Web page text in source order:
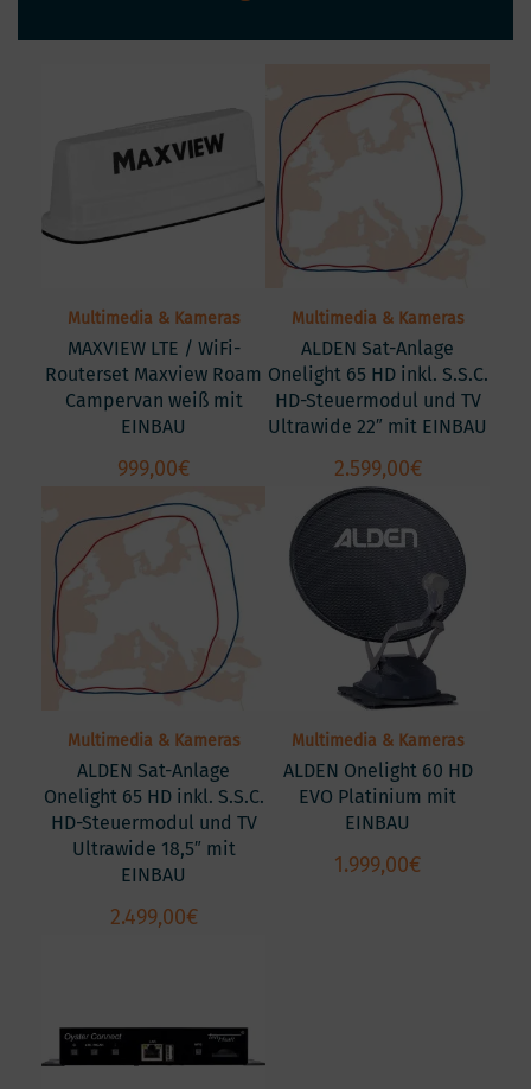
Multimedia & Kameras
MAXVIEW LTE / WiFi-
Routerset Maxview Roam
Campervan weiß mit
EINBAU
999,00€
Multimedia & Kameras
ALDEN Sat-Anlage
Onelight 65 HD inkl. S.S.C.
HD-Steuermodul und TV
Ultrawide 22″ mit EINBAU
2.599,00€
Multimedia & Kameras
ALDEN Sat-Anlage
Onelight 65 HD inkl. S.S.C.
HD-Steuermodul und TV
Ultrawide 18,5″ mit
EINBAU
2.499,00€
Multimedia & Kameras
ALDEN Onelight 60 HD
EVO Platinium mit
EINBAU
1.999,00€